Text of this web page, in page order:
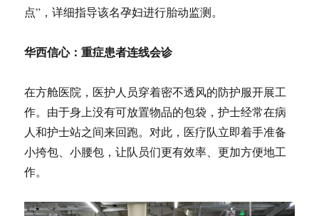
点”，详细指导该名孕妇进行胎动监测。
华西信心：重症患者连线会诊
在方舱医院，医护人员穿着密不透风的防护服开展工
作。由于身上没有可放置物品的包袋，护士经常在病
人和护士站之间来回跑。对此，医疗队立即着手准备
小挎包、小腰包，让队员们更有效率、更加方便地工
作。